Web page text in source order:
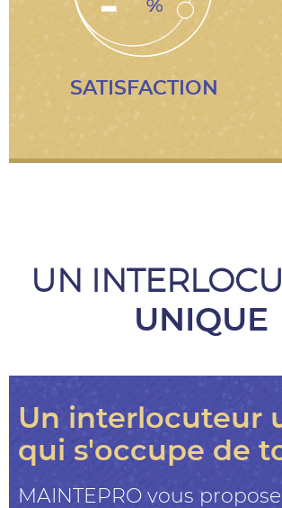
SATISFACTION
UN
UNIQUE
Un interlocuteur
qui s'occupe de
MAINTEPRO vous